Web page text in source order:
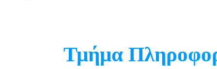
Τμήμα